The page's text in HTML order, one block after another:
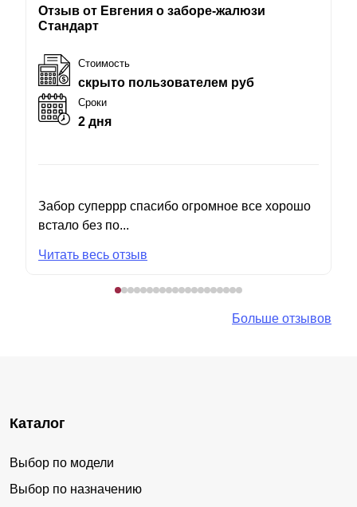
Отзыв от Евгения о заборе-жалюзи
Стандарт
Стоимость
скрыто пользователем руб
Сроки
2 дня
Забор суперрр спасибо огромное все хорошо
встало без по...
Читать весь отзыв
Больше отзывов
Каталог
Выбор по модели
Выбор по назначению